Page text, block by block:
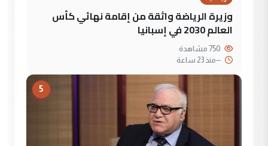
وزيرة الرياضة واثقة من إقامة نهائي كأس
العالم 2030 في إسبانيا
--منذ 23 ساعة
5